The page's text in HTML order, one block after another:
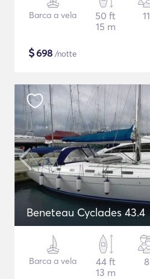
Barca a vela
50 ft
15 m
11
$698 /notte
Beneteau Cyclades 43.4
Barca a vela
44 ft
13 m
8